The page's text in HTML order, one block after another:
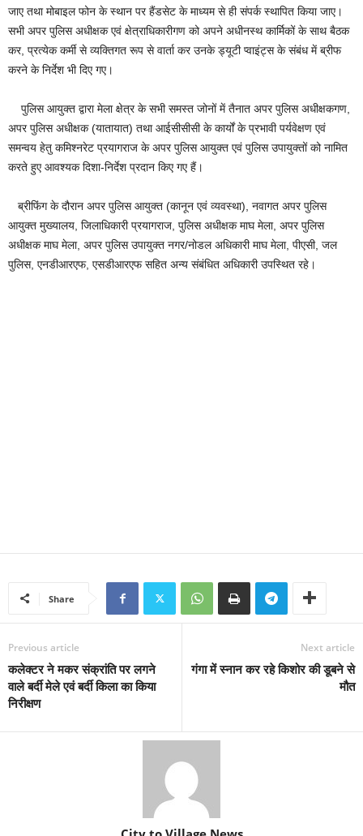
जाए तथा मोबाइल फोन के स्थान पर हैंडसेट के माध्यम से ही संपर्क स्थापित किया जाए।
सभी अपर पुलिस अधीक्षक एवं क्षेत्राधिकारीगण को अपने अधीनस्थ कार्मिकों के साथ बैठक
कर, प्रत्येक कर्मी से व्यक्तिगत रूप से वार्ता कर उनके ड्यूटी प्वाइंट्स के संबंध में ब्रीफ
करने के निर्देश भी दिए गए।
पुलिस आयुक्त द्वारा मेला क्षेत्र के सभी समस्त जोनों में तैनात अपर पुलिस अधीक्षकगण,
अपर पुलिस अधीक्षक (यातायात) तथा आईसीसीसी के कार्यों के प्रभावी पर्यवेक्षण एवं
समन्वय हेतु कमिश्नरेट प्रयागराज के अपर पुलिस आयुक्त एवं पुलिस उपायुक्तों को नामित
करते हुए आवश्यक दिशा-निर्देश प्रदान किए गए हैं।
ब्रीफिंग के दौरान अपर पुलिस आयुक्त (कानून एवं व्यवस्था), नवागत अपर पुलिस
आयुक्त मुख्यालय, जिलाधिकारी प्रयागराज, पुलिस अधीक्षक माघ मेला, अपर पुलिस
अधीक्षक माघ मेला, अपर पुलिस उपायुक्त नगर/नोडल अधिकारी माघ मेला, पीएसी, जल
पुलिस, एनडीआरएफ, एसडीआरएफ सहित अन्य संबंधित अधिकारी उपस्थित रहे।
Share
Previous article
कलेक्टर ने मकर संक्रांति पर लगने
वाले बर्दी मेले एवं बर्दी किला का किया
निरीक्षण
Next article
गंगा में स्नान कर रहे किशोर की डूबने से
मौत